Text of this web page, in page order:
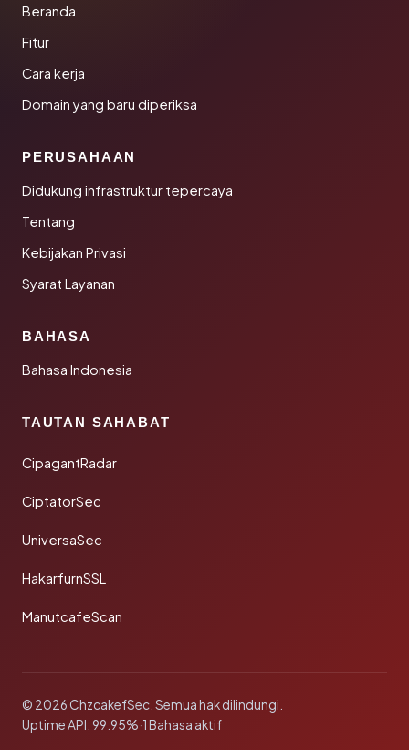
Beranda
Fitur
Cara kerja
Domain yang baru diperiksa
PERUSAHAAN
Didukung infrastruktur tepercaya
Tentang
Kebijakan Privasi
Syarat Layanan
BAHASA
Bahasa Indonesia
TAUTAN SAHABAT
CipagantRadar
CiptatorSec
UniversaSec
HakarfurnSSL
ManutcafeScan
© 2026 ChzcakefSec. Semua hak dilindungi.
Uptime API: 99.95%·1 Bahasa aktif